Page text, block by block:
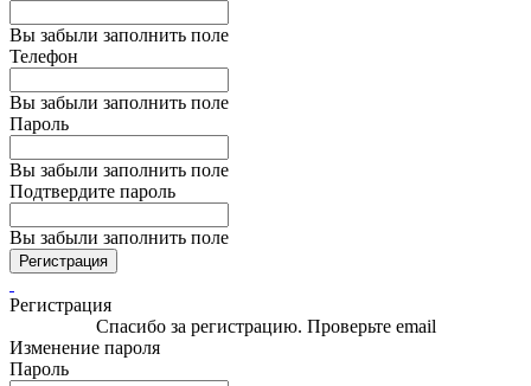
Вы забыли заполнить поле
Телефон
Вы забыли заполнить поле
Пароль
Вы забыли заполнить поле
Подтвердите пароль
Вы забыли заполнить поле
Регистрация
Регистрация
Спасибо за регистрацию. Проверьте email
Изменение пароля
Пароль